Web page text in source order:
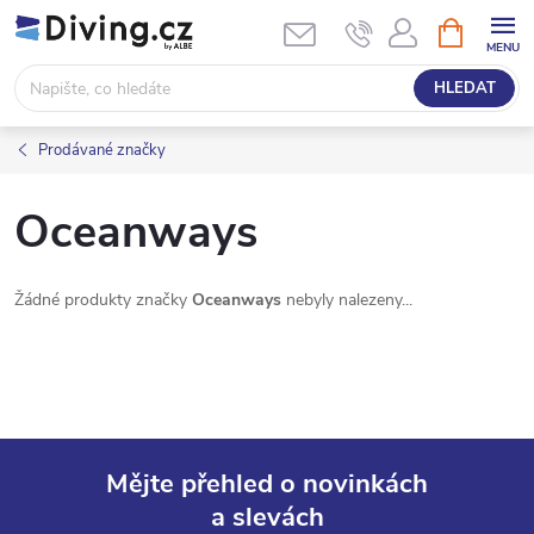
Přejít
na
obsah
HLEDAT
NÁKUPNÍ
KOŠÍK
Prodávané značky
Oceanways
Žádné produkty značky Oceanways nebyly nalezeny...
Mějte přehled o novinkách
a slevách